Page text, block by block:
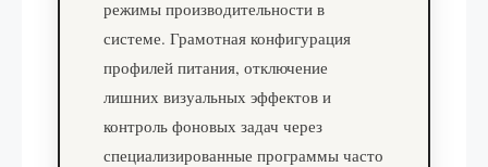
режимы производительности в
системе. Грамотная конфигурация
профилей питания, отключение
лишних визуальных эффектов и
контроль фоновых задач через
специализированные программы часто